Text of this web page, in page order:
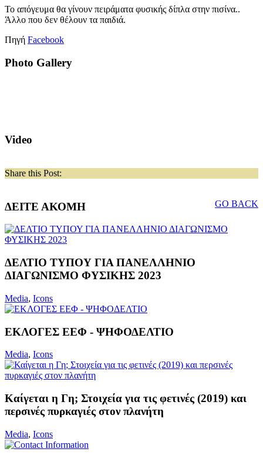
Το απόγευμα θα γίνουν πειράματα φυσικής δίπλα στην πισίνα..
Άλλο που δεν θέλουν τα παιδιά.
Πηγή Facebook
Photo Gallery
Video
Share this Post:
GO BACK
ΔΕΙΤΕ ΑΚΟΜΗ
ΔΕΛΤΙΟ ΤΥΠΟΥ ΓΙΑ ΠΑΝΕΛΛΗΝΙΟ
ΔΙΑΓΩΝΙΣΜΟ ΦΥΣΙΚΗΣ 2023
Media, Icons
ΕΚΛΟΓΕΣ ΕΕΦ - ΨΗΦΟΔΕΛΤΙΟ
Media, Icons
Καίγεται η Γη; Στοιχεία για τις φετινές (2019) και
περσινές πυρκαγιές στον πλανήτη
Media, Icons